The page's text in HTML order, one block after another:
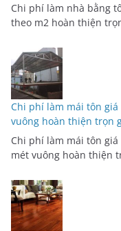
Chi phí làm nhà bằng
theo m2 hoàn thiện
Chi phí làm mái tôn
vuông hoàn thiện trọn
Chi phí làm mái tôn
mét vuông hoàn thiện